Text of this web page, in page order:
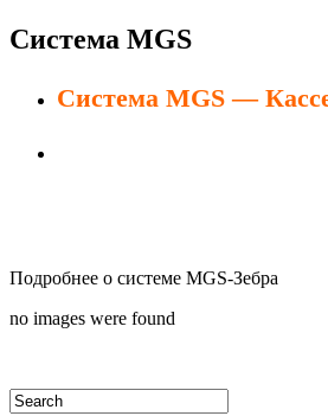
Система MGS
Система MGS —
Подробнее о системе MGS-Зебра
no images were found